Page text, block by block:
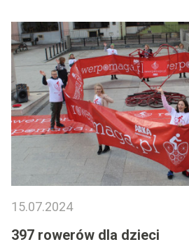
15.07.2024
397 rowerów dla dzieci